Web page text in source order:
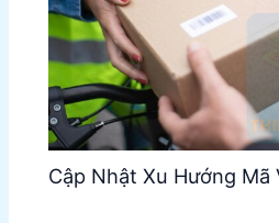
Cập Nhật Xu Hướng Mã